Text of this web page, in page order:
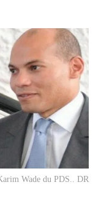
Wade du PDS.. DR